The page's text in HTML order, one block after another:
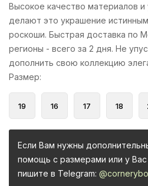
Высокое качество материалов и
делают это украшение
роскоши. Быстрая доставка по
регионы - всего за 2 дня. Не
дополнить свою коллекцию
Размер:
19 16 17 18
Если Вам нужны
помощь с размерами или у
пишите в Telegram: